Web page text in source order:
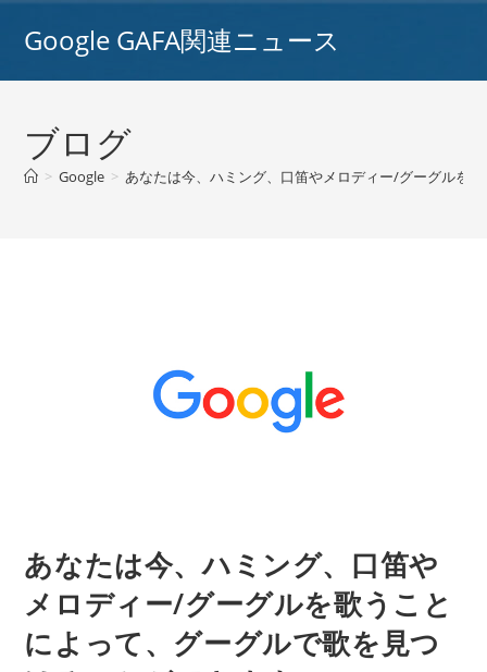
Google GAFA関連ニュース
ブログ
> Google > あなたは今、ハミング、口笛やメロディー/グーグルを
あなたは今、ハミング、口笛や
メロディー/グーグルを歌うこと
によって、グーグルで歌を見つ